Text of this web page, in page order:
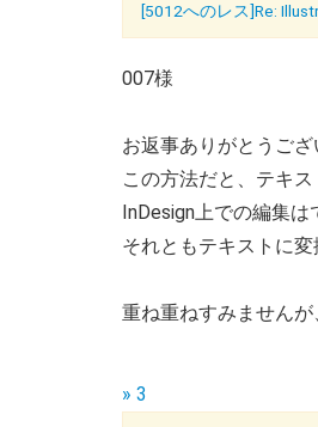
[5012へのレス]Re:
007様
お返事ありがとうござ
この方法だと、テキ
InDesign上での編集は
それともテキストに
重ね重ねすみませんが
» 3